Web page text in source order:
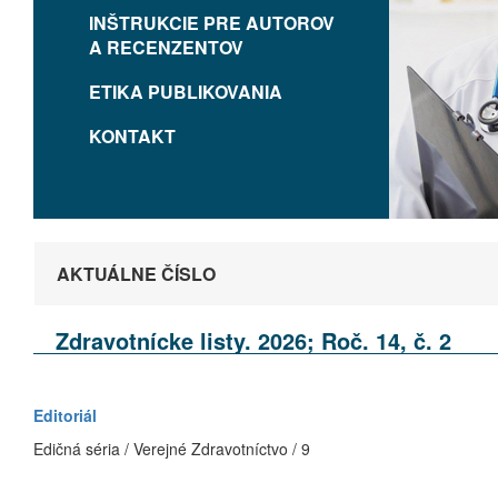
INŠTRUKCIE PRE AUTOROV
A RECENZENTOV
ETIKA PUBLIKOVANIA
KONTAKT
AKTUÁLNE ČÍSLO
Zdravotnícke listy. 2026; Roč. 14, č. 2
Editoriál
Edičná séria / Verejné Zdravotníctvo / 9